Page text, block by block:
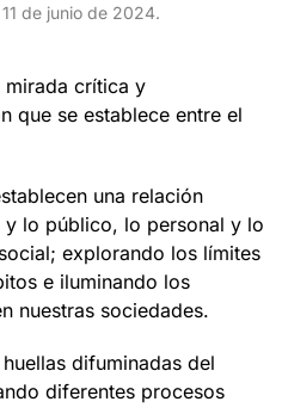
11 de junio de 2024.
mirada crítica y
que se establece entre el
una relación
lo público, lo personal y lo
explorando los límites
e iluminando los
nuestras sociedades.
difuminadas del
diferentes procesos